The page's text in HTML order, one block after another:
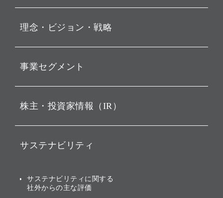
お知らせ
動画配信
理念・ビジョン・戦略
経営理念
ビジョン
戦略
バリュー
ソフトバンクグループの歩
[AI] What dreams are made
事業セグメント
ソフトバンク・ビジョン・
その他
グループ企業一覧
株主・投資家情報（IR）
IRカレンダー
業績・財務
サステナビリティ
トップメッセージ
サステナビリティに関する
社外からの主な評価